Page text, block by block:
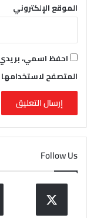
الموقع الإلكتروني
احفظ اسمي، بريدي
المتصفح
Follow Us